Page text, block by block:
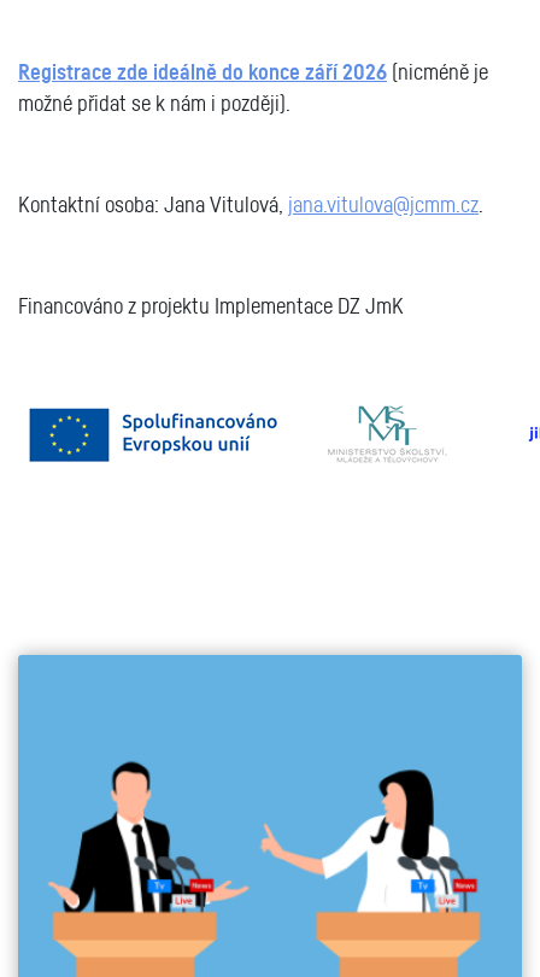
Registrace zde ideálně do konce září 2026 (nicméně je
možné přidat se k nám i později).
Kontaktní osoba: Jana Vitulová, jana.vitulova@jcmm.cz
Financováno z projektu Implementace DZ JmK